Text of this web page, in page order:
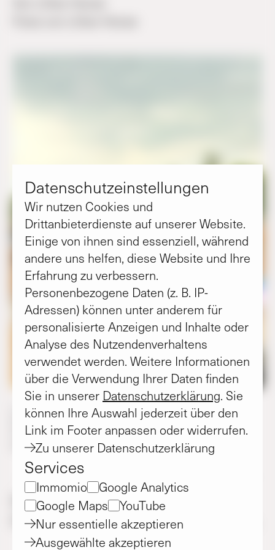
Datenschutz­einstellungen
Wir nutzen Cookies und
Drittanbieterdienste auf unserer Website.
Einige von ihnen sind essenziell, während
andere uns helfen, diese Website und Ihre
Erfahrung zu verbessern.
Personenbezogene Daten (z. B. IP-
Adressen) können unter anderem für
personalisierte Anzeigen und Inhalte oder
Analyse des Nutzendenverhaltens
verwendet werden. Weitere Informationen
über die Verwendung Ihrer Daten finden
Sie in unserer Datenschutzerklärung. Sie
können Ihre Auswahl jederzeit über den
Link im Footer anpassen oder widerrufen.
Zu unserer Datenschutzerklärung
Services
Immomio
Google Analytics
Google Maps
YouTube
Nur essentielle akzeptieren
Ausgewählte akzeptieren
v.l.n.r.: Matthias Kaufmann (Geschäftsführer der kwg), Heike
Brennecke (Bürgermeisterin der Stadt Sarstedt) und Florian
Potrykus (Ortsbrandmeister Hotteln) beim Einsetzen der
Zeitkapsel.
Grundsteinlegung des
Feuerwehrgerätehauses in Hotteln.